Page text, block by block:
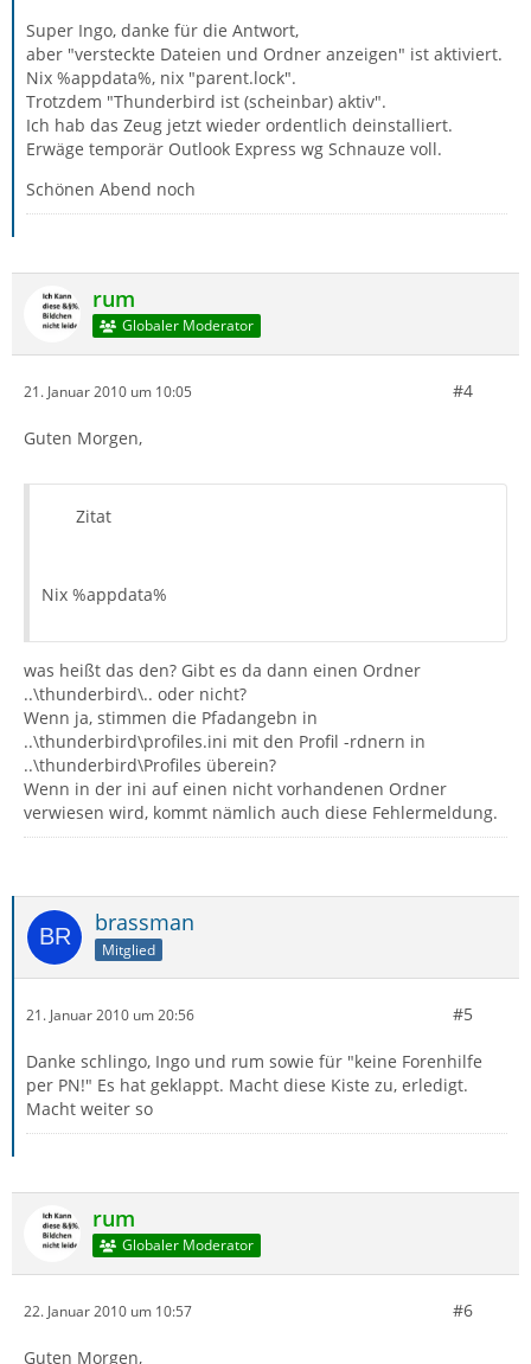
Super Ingo, danke für die Antwort,
aber "versteckte Dateien und Ordner anzeigen" ist aktiviert.
Nix %appdata%, nix "parent.lock".
Trotzdem "Thunderbird ist (scheinbar) aktiv".
Ich hab das Zeug jetzt wieder ordentlich deinstalliert.
Erwäge temporär Outlook Express wg Schnauze voll.
Schönen Abend noch
rum
Globaler Moderator
21. Januar 2010 um 10:05 #4
Guten Morgen,
Zitat
Nix %appdata%
was heißt das den? Gibt es da dann einen Ordner
..\thunderbird\.. oder nicht?
Wenn ja, stimmen die Pfadangebn in
..\thunderbird\profiles.ini mit den Profil -rdnern in
..\thunderbird\Profiles überein?
Wenn in der ini auf einen nicht vorhandenen Ordner
verwiesen wird, kommt nämlich auch diese Fehlermeldung.
brassman
Mitglied
21. Januar 2010 um 20:56 #5
Danke schlingo, Ingo und rum sowie für "keine Forenhilfe
per PN!" Es hat geklappt. Macht diese Kiste zu, erledigt.
Macht weiter so
rum
Globaler Moderator
22. Januar 2010 um 10:57 #6
Guten Morgen,